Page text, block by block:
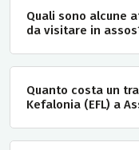
Quali sono alcune
da visitare in
Quanto costa un
Kefalonia (EFL) a